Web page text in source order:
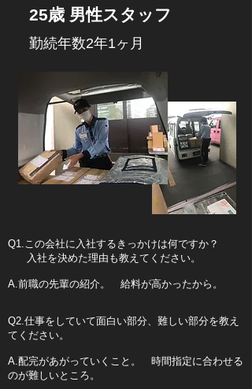
25歳 男性スタッフ
勤続年数2年1ヶ月
Q1.この会社に入社するきっかけは何ですか？
入社を決めた理由も教えてください。
A.前職の先輩の紹介。 給料が高かったから。
Q2.仕事をしていて面白い部分、難しい部分を教え
てください。
A.配完があがっていくこと。 時間指定に合わせる
のが難しいところ。